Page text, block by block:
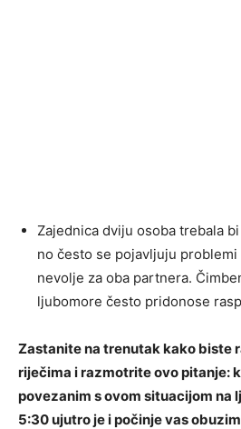
Zajednica dviju osoba trebala
no često se pojavljuju
nevolje za oba partnera.
ljubomore često pridonose
Zastanite na trenutak kako biste
riječima i razmotrite ovo pitanje:
povezanim s ovom situacijom na
5:30 ujutro je i počinje vas